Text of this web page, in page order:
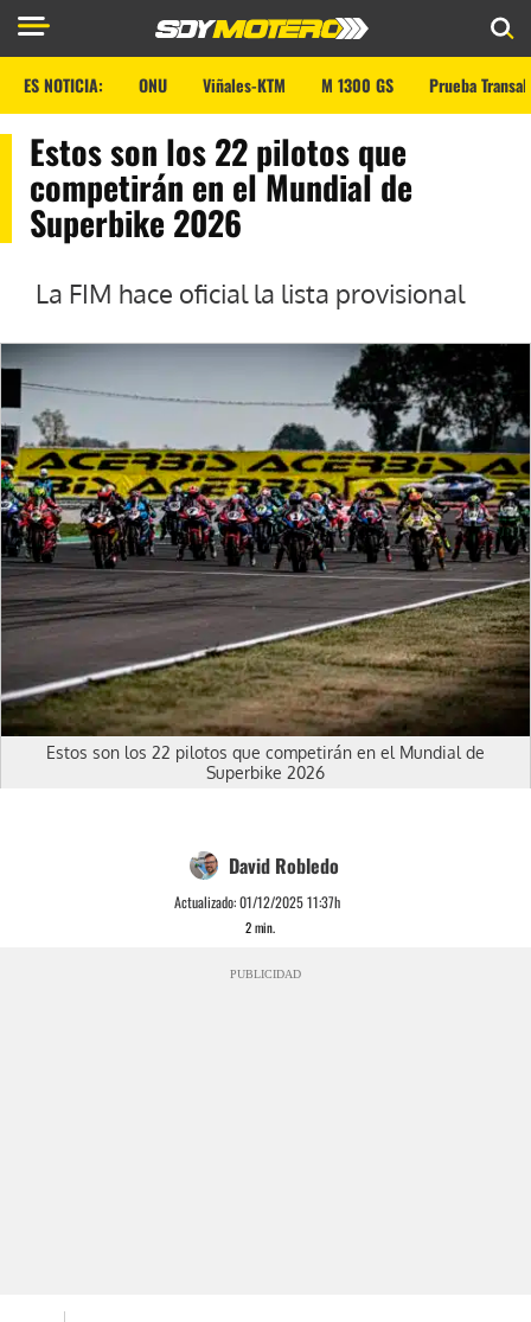
ES NOTICIA: ONU Viñales-KTM M 1300 GS Prueba
Estos son los 22 pilotos que
competirán en el Mundial de
Superbike 2026
La FIM hace oficial la lista provisional
Estos son los 22 pilotos que competirán en el Mundial de
Superbike 2026
David Robledo
Actualizado:01/12/2025 11:37h
2min.
PUBLICIDAD